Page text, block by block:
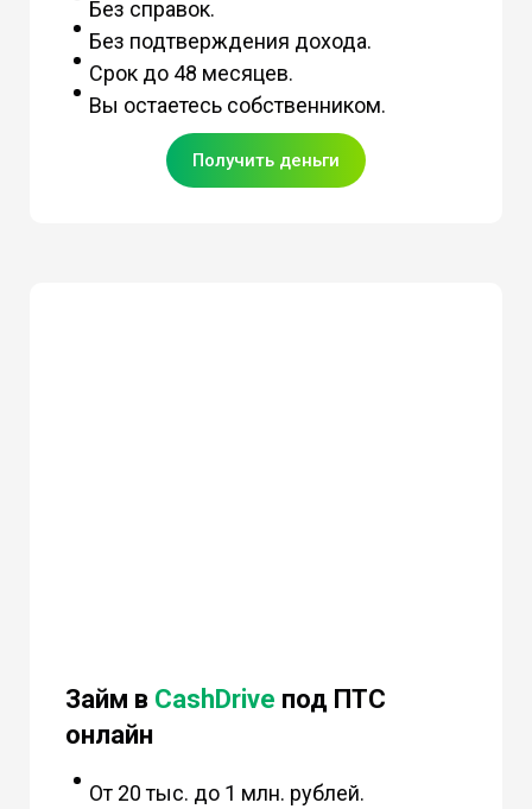
Без справок.
Без подтверждения дохода.
Срок до 48 месяцев.
Вы остаетесь собственником.
Получить деньги
Займ в CashDrive под ПТС
онлайн
От 20 тыс. до 1 млн. рублей.